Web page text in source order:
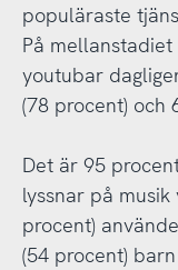
populäraste
På
youtubar
(78 procent) och
Det är 95
lyssnar på
procent)
(54 procent)